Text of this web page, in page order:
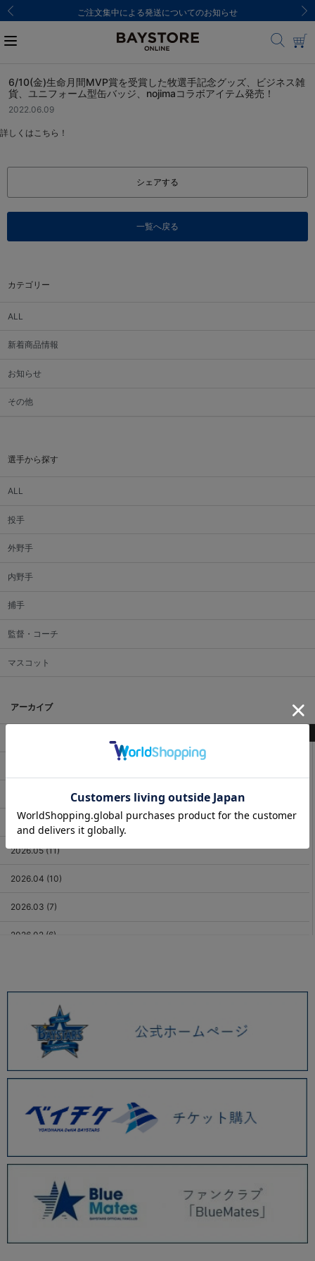
ご注文集中による発送についてのお知らせ
カテゴリー
ALL
新着商品情報
お知らせ
その他
選手から探す
ALL
投手
外野手
内野手
捕手
監督・コーチ
マスコット
アーカイブ
2026.06 (12)
2026.05 (11)
2026.04 (10)
2026.03 (7)
2026.02 (6)
2025.12 (3)
2025.11 (6)
2025.10 (5)
2025.09 (5)
2025.08 (6)
2025.07 (6)
2025.05 (9)
2025.04 (9)
2025.03 (9)
6/10(金)生命月間MVP賞を受賞した牧選手記念グッズ、ビジネス雑
貨、ユニフォーム型缶バッジ、nojimaコラボアイテム発売！
2022.06.09
詳しくはこちら！
シェアする
一覧へ戻る